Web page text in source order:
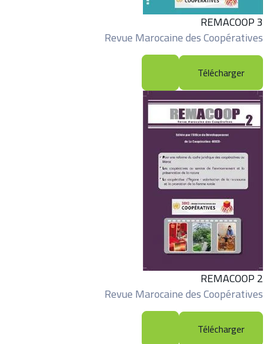
REMACOOP 3
Revue Marocaine des Coopératives
Télécharger
REMACOOP 2
Revue Marocaine des Coopératives
Télécharger